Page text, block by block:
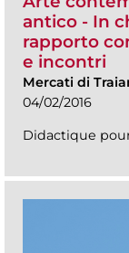
antico - In
rapporto
e incontri
Mercati di
04/02/2016
Didactique